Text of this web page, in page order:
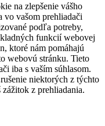
na zlepšenie vášho
vo vašom prehliadači
podľa potreby,
funkcií webovej
ktoré nám pomáhajú
webovú stránku. Tieto
iba s vaším súhlasom.
niektorých z týchto
z prehliadania.